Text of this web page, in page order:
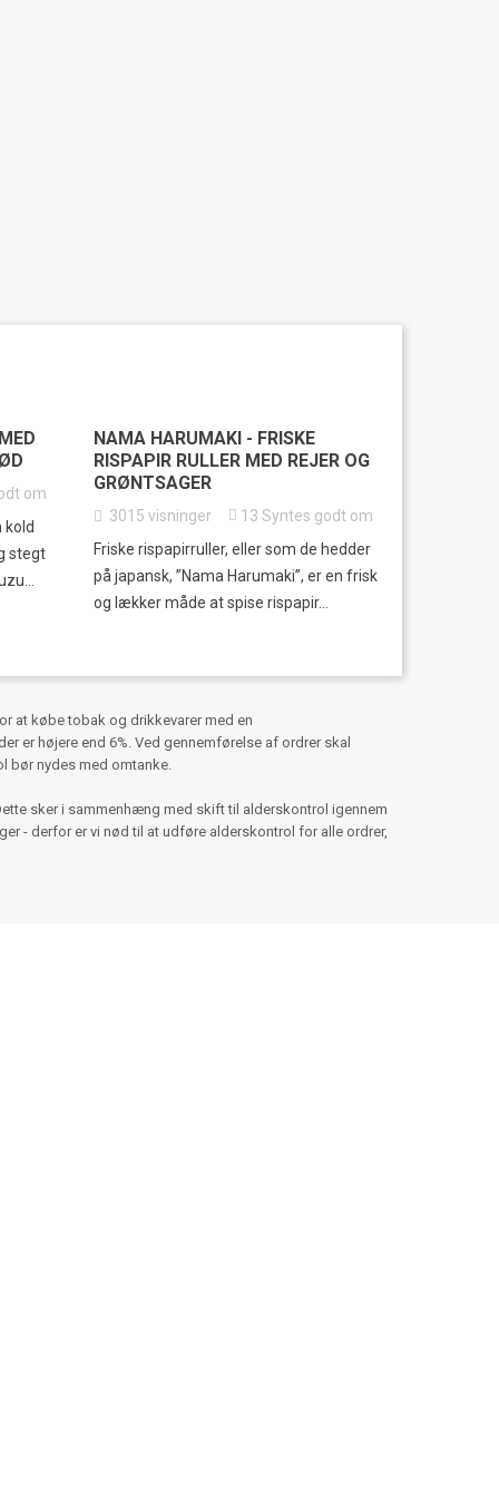
om
kold
stegt
NAMA HARUMAKI - FRISKE
RISPAPIR RULLER MED REJER OG
GRØNTSAGER
3015 visninger 13 Syntes godt om
Friske rispapirruller, eller som de hedder
på japansk, ”Nama Harumaki”, er en frisk
og lækker måde at spise rispapir...
at købe tobak og drikkevarer med en
er højere end 6%. Ved gennemførelse af ordrer skal
nydes med omtanke.
sker i sammenhæng med skift til alderskontrol igennem
- derfor er vi nød til at udføre alderskontrol for alle ordrer,